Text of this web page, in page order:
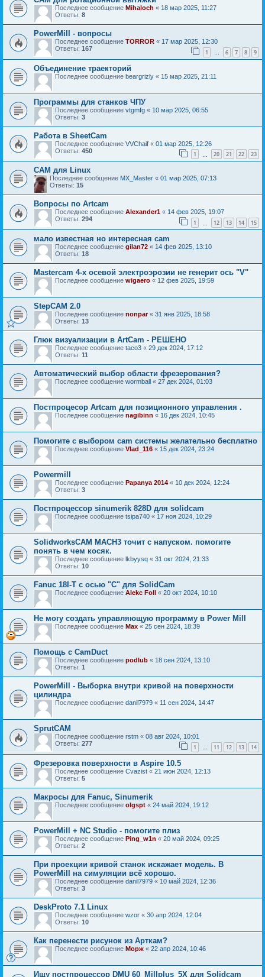
Последнее сообщение Mihaloch « 18 мар 2025, 11:27
Ответы: 8
PowerMill - вопросы
Последнее сообщение TORROR « 17 мар 2025, 12:30
Ответы: 167 1 … 6 7 8 9
Объединение траекторий
Последнее сообщение beargrizly « 15 мар 2025, 21:11
Программы для станков ЧПУ
Последнее сообщение vtgmfg « 10 мар 2025, 06:55
Ответы: 3
Работа в SheetCam
Последнее сообщение VVChaif « 01 мар 2025, 12:26
Ответы: 450 1 20 21 22 23
CAM для Linux
Последнее сообщение MX_Master « 01 мар 2025, 07:13
Ответы: 15
Вопросы по Artcam
Последнее сообщение Alexander1 « 14 фев 2025, 19:07
Ответы: 294 1 12 13 14 15
мало известная но интересная cam
Последнее сообщение gilan72 « 14 фев 2025, 13:10
Ответы: 18
Mastercam 4-х осевой электроэрозии не генерит ось "V"
Последнее сообщение wigaero « 12 фев 2025, 19:59
StepCAM 2.0
Последнее сообщение nonpar« 31 янв 2025, 18:58
Ответы: 13
Глюк визуализации в ArtCam - РЕШЕНО
Последнее сообщение taco3 « 29 дек 2024, 17:12
Ответы: 11
Автоматический выбор области фрезерования?
Последнее сообщение wormball « 27 дек 2024, 01:03
Постпроцесор Artcam для позиционного управления .
Последнее сообщение nagibinn « 16 дек 2024, 10:45
Помогите с выбором cam системы желательно бесплатно
Последнее сообщение Vlad_116 « 15 дек 2024, 23:24
Powermill
Последнее сообщение Papanya 2014 « 10 дек 2024, 12:24
Ответы: 3
Постпроцессор sinumerik 828D для solidcam
Последнее сообщение tsipa740 « 17 ноя 2024, 10:29
SolidworksCAM MACH3 точит с напуском. помогите
понять в чем косяк.
Последнее сообщение lkbyysq « 31 окт 2024, 21:33
Ответы: 10
Fanuc 18I-Т с осью "С" для SolidCam
Последнее сообщение Alekc Foll « 20 окт 2024, 10:10
Не могу создать управляющую программу в Power Mill
Последнее сообщение Мах « 25 сен 2024, 18:39
Помощь с CamDuct
Последнее сообщение podlub « 18 сен 2024, 13:10
Ответы: 1
PowerMill - Выборка внутри кривой на поверхности
цилиндра
Последнее сообщение danil7979 « 11 сен 2024, 14:47
SprutCAM
Последнее сообщение rstm « 08 авг 2024, 10:01
Ответы: 277 1 … 11 12 13 14
Фрезеровка поверхности в Aspire 10.5
Последнее сообщение Cvazist « 21 июн 2024, 12:13
Ответы: 5
Макросы для Fanuc, Sinumerik
Последнее сообщение olgspt « 24 май 2024, 19:12
PowerMill + NC Studio - помогите плиз
Последнее сообщение Ping_w1n « 20 май 2024, 09:25
Ответы: 2
При проекции кривой станок искажает модель. В
PowerMill на симуляции всё хорошо.
Последнее сообщение danil7979 « 10 май 2024, 12:36
Ответы: 3
DeskProto 7.1 Linux
Последнее сообщение wzor « 30 апр 2024, 12:04
Ответы: 10
Как перенести рисунок из Арткам?
Последнее сообщение Морж « 22 апр 2024, 10:46
Ищу постпроцессор DMU 60_Millplus_5X для Solidcam